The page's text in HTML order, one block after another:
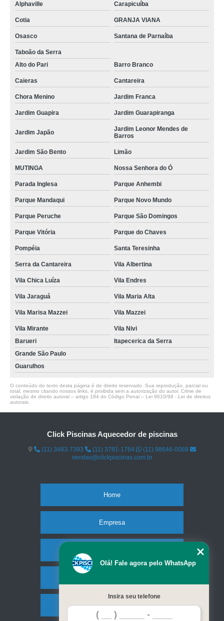
Alphaville
Carapicuíba
Cotia GRANJA VIANA
Osasco Santana de Parnaíba
Taboão da Serra
Alto do Pari
Barro Branco
Caieras Cantareira
Chora Menino Jardim Franca
Jardim Guapira Jardim Guarapiranga
Jardim Japão
Jardim Leonor Mendes de
Barros
Jardim São Bento Limão
MUTINGA Nossa Senhora do Ó
Parada Inglesa Parque Anhembi
Parque Mandaqui Parque Novo Mundo
Parque Peruche Parque São Domingos
Parque Vitória Parque do Chaves
Pompéia Santa Teresinha
Serra da Cantareira Vila Albertina
Vila Chica Luíza Vila Endres
Vila Jaraguá Vila Maria Alta
Vila Marisa Mazzei Vila Mazzei
Vila Mirante
Vila Nivi
Barueri
Itapecerica da Serra
Grande São Paulo
Guarulhos
O conteúdo do texto desta página é de direito reservado. Sua reprodução, parcial ou
total, mesmo citando nossos links, é proibida sem a autorização do autor. Crime de
violação de direito autoral – artigo 184 do Código Penal – Lei 9610/98 - Lei de direitos
autorais
Click Piscinas Aquecedor de piscinas
(11) 3483-7393 (11) 3781-1764
(11) 98646-0088
vendas@clickpiscinas.com.br
Home
Empresa
Contato
Olá! Fale agora pelo WhatsApp
Insira seu telefone